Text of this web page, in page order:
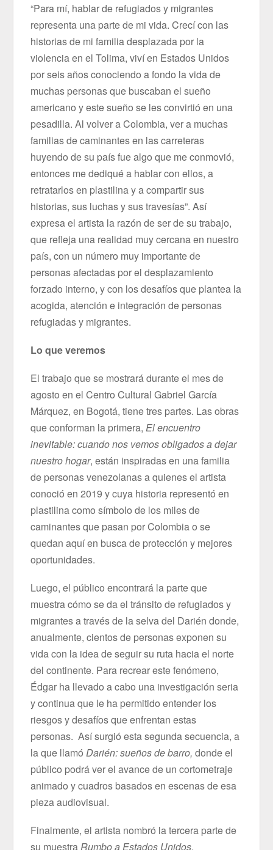
“Para mí, hablar de refugiados y migrantes
representa una parte de mi vida. Crecí con las
historias de mi familia desplazada por la
violencia en el Tolima, viví en Estados Unidos
por seis años conociendo a fondo la vida de
muchas personas que buscaban el sueño
americano y este sueño se les convirtió en una
pesadilla. Al volver a Colombia, ver a muchas
familias de caminantes en las carreteras
huyendo de su país fue algo que me conmovió,
entonces me dediqué a hablar con ellos, a
retratarlos en plastilina y a compartir sus
historias, sus luchas y sus travesías”. Así
expresa el artista la razón de ser de su trabajo,
que refleja una realidad muy cercana en nuestro
país, con un número muy importante de
personas afectadas por el desplazamiento
forzado interno, y con los desafíos que plantea la
acogida, atención e integración de personas
refugiadas y migrantes.
Lo que veremos
El trabajo que se mostrará durante el mes de
agosto en el Centro Cultural Gabriel García
Márquez, en Bogotá, tiene tres partes. Las obras
que conforman la primera,El encuentro
inevitable: cuando nos vemos obligados a dejar
nuestro hogar, están inspiradas en una familia
de personas venezolanas a quienes el artista
conoció en 2019 y cuya historia representó en
plastilina como símbolo de los miles de
caminantes que pasan por Colombia o se
quedan aquí en busca de protección y mejores
oportunidades.
Luego, el público encontrará la parte que
muestra cómo se da el tránsito de refugiados y
migrantes a través de la selva del Darién donde,
anualmente, cientos de personas exponen su
vida con la idea de seguir su ruta hacia el norte
del continente. Para recrear este fenómeno,
Édgar ha llevado a cabo una investigación seria
y continua que le ha permitido entender los
riesgos y desafíos que enfrentan estas
personas. Así surgió esta segunda secuencia, a
la que llamóDarién: sueños de barro, donde el
público podrá ver el avance de un cortometraje
animado y cuadros basados en escenas de esa
pieza audiovisual.
Finalmente, el artista nombró la tercera parte de
su muestra Rumbo a Estados Unidos,